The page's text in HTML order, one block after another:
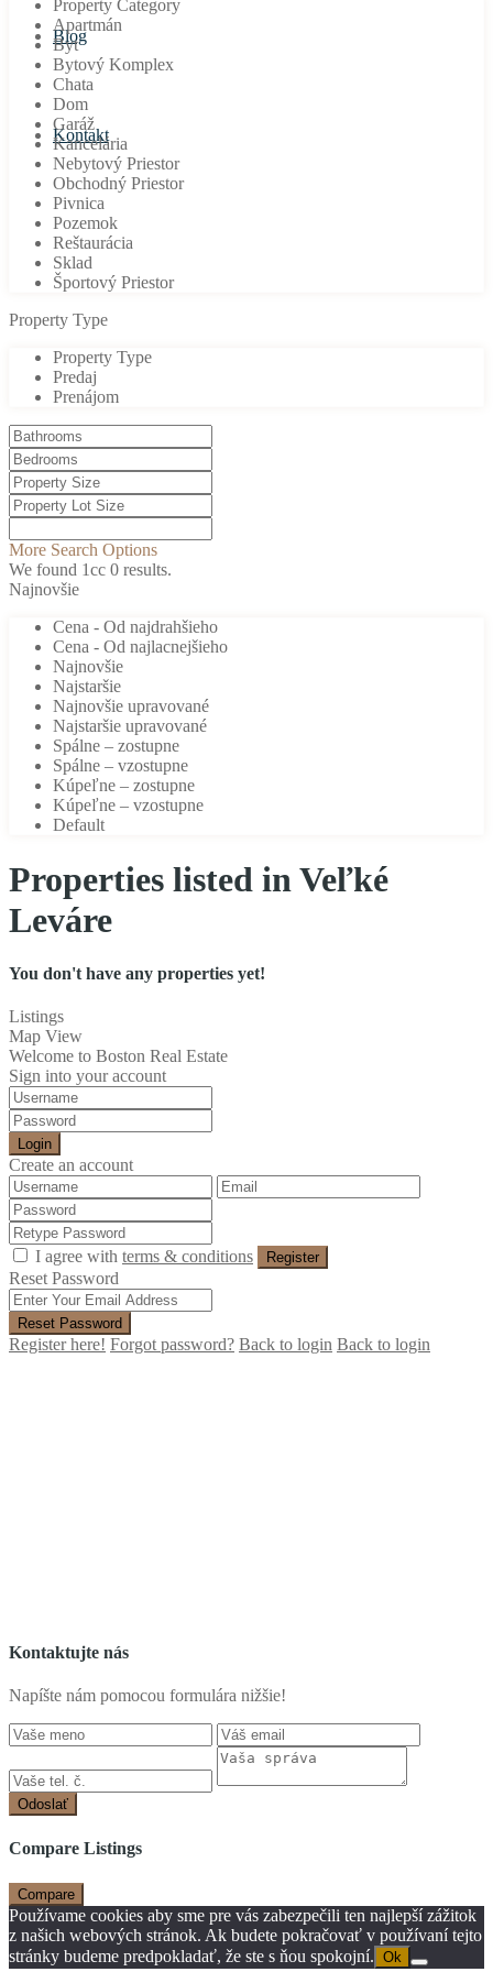
Blog
Kontakt
Property Category
Apartmán
Byt
Bytový Komplex
Chata
Dom
Garáž
Kancelária
Nebytový Priestor
Obchodný Priestor
Pivnica
Pozemok
Reštaurácia
Sklad
Športový Priestor
Property Type
Property Type
Predaj
Prenájom
More Search Options
We found 1cc 0 results.
Najnovšie
Cena - Od najdrahšieho
Cena - Od najlacnejšieho
Najnovšie
Najstaršie
Najnovšie upravované
Najstaršie upravované
Spálne – zostupne
Spálne – vzostupne
Kúpeľne – zostupne
Kúpeľne – vzostupne
Default
Properties listed in Veľké
Leváre
You don't have any properties yet!
Listings
Map View
Welcome to Boston Real Estate
Sign into your account
Login
Create an account
I agree with terms & conditions Register
Reset Password
Reset Password
Register here! Forgot password? Back to login Back to login
Kontaktujte nás
Napíšte nám pomocou formulára nižšie!
Odoslať
Compare Listings
Compare
Používame cookies aby sme pre vás zabezpečili ten najlepší zážitok
z našich webových stránok. Ak budete pokračovať v používaní tejto
stránky budeme predpokladať, že ste s ňou spokojní. Ok